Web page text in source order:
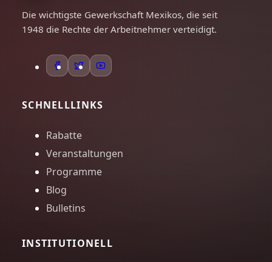
Die wichtigste Gewerkschaft Mexikos, die seit
1948 die Rechte der Arbeitnehmer verteidigt.
SCHNELLLINKS
Rabatte
Veranstaltungen
Programme
Blog
Bulletins
INSTITUTIONELL